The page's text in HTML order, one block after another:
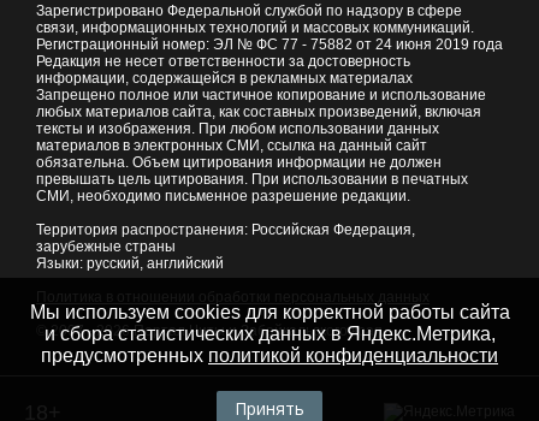
Зарегистрировано Федеральной службой по надзору в сфере
связи, информационных технологий и массовых коммуникаций.
Регистрационный номер: ЭЛ № ФС 77 - 75882 от 24 июня 2019 года
Редакция не несет ответственности за достоверность
информации, содержащейся в рекламных материалах
Запрещено полное или частичное копирование и использование
любых материалов сайта, как составных произведений, включая
тексты и изображения. При любом использовании данных
материалов в электронных СМИ, ссылка на данный сайт
обязательна. Объем цитирования информации не должен
превышать цель цитирования. При использовании в печатных
СМИ, необходимо письменное разрешение редакции.
Территория распространения: Российская Федерация,
зарубежные страны
Языки: русский, английский
© 2007 - 2026Портал Читы и Забайкальского края
Мы используем cookies для корректной работы сайта
и сбора статистических данных в Яндекс.Метрика,
предусмотренных политикой конфиденциальности
Принять